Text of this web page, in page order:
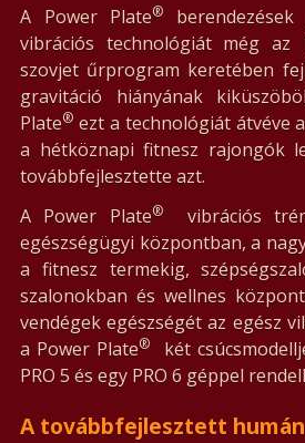
A Power Plate®
vibrációs technológiát még az
szovjet űrprogram keretében
gravitáció hiányának
Plate® ezt a technológiát átvéve
a hétköznapi fitnesz rajongók
továbbfejlesztette azt.
A Power Plate®vibrációs
egészségügyi központban, a
a fitnesz termekig,
szalonokban és wellnes
vendégek egészségét az egész
a Power Plate®
két
PRO 5 és egy PRO 6 géppel
A továbbfejlesztett